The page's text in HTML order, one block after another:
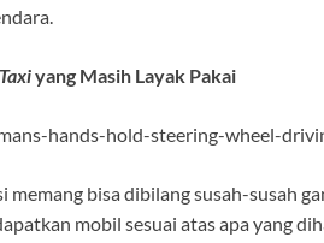
yang Masih Layak Pakai
hands-hold-steering-wheel-
memang bisa dibilang susah-susah
mobil sesuai atas apa yang